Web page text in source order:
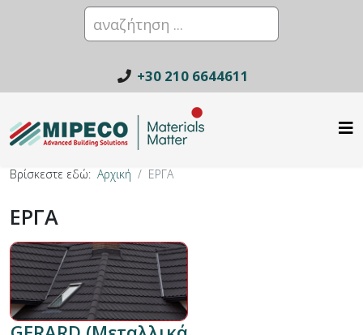
+30 210 6644611
Βρίσκεστε εδώ: Αρχική ΕΡΓΑ
ΕΡΓΑ